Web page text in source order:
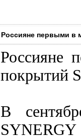
Россияне первыми в
Россияне
покрытий
В